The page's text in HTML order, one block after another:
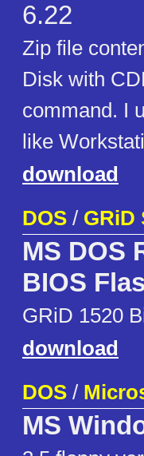
6.22
Zip file
Disk with
command. I
like
download
DOS / GRiD
MS DOS
BIOS
GRiD 1520
download
DOS /
MS